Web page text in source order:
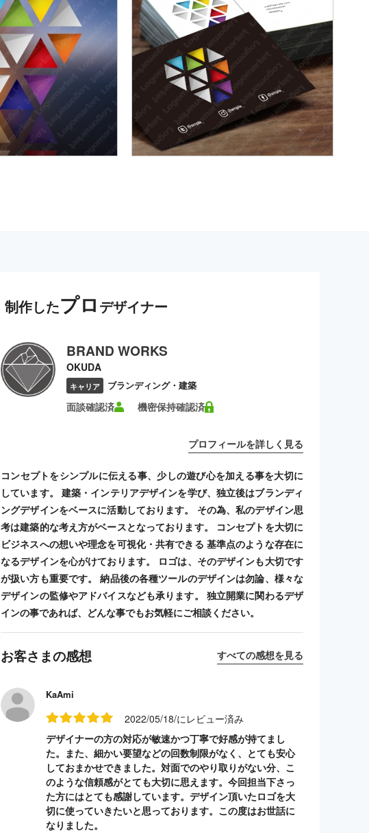
制作したプロ デザイナー
BRAND WORKS
OKUDA
キャリア ブランディング・建築
面談確認済 機密保持確認済
プロフィールを詳しく見る
コンセプトをシンプルに伝える事、少しの遊び心を加える事を大切に
しています。 建築・インテリアデザインを学び、独立後はブランディ
ングデザインをベースに活動しております。 その為、私のデザイン思
考は建築的な考え方がベースとなっております。 コンセプトを大切に
ビジネスへの想いや理念を可視化・共有できる 基準点のような存在に
なるデザインを心がけております。 ロゴは、そのデザインも大切です
が扱い方も重要です。 納品後の各種ツールのデザインは勿論、様々な
デザインの監修やアドバイスなども承ります。 独立開業に関わるデザ
インの事であれば、どんな事でもお気軽にご相談ください。
お客さまの感想 すべての感想を見る
KaAmi
2022/05/18/にレビュー済み
デザイナーの方の対応が敏速かつ丁寧で好感が持てまし
た。また、細かい要望などの回数制限がなく、とても安心
しておまかせできました。対面でのやり取りがない分、こ
のような信頼感がとても大切に思えます。今回担当下さっ
た方にはとても感謝しています。デザイン頂いたロゴを大
切に使っていきたいと思っております。この度はお世話に
なりました。